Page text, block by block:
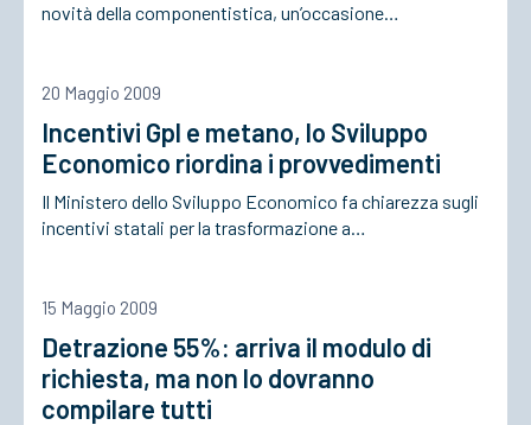
novità della componentistica, un’occasione…
20 Maggio 2009
Incentivi Gpl e metano, lo Sviluppo
Economico riordina i provvedimenti
Il Ministero dello Sviluppo Economico fa chiarezza sugli
incentivi statali per la trasformazione a…
15 Maggio 2009
Detrazione 55%: arriva il modulo di
richiesta, ma non lo dovranno
compilare tutti